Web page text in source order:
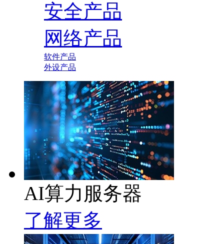
安全产品
网络产品
软件产品
外设产品
AI算力服务器
了解更多